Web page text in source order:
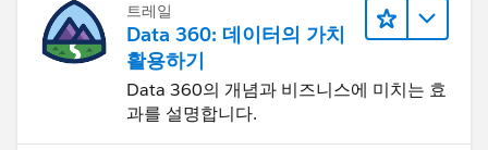
트레일
Data 360: 데이터의 가치
활용하기
Data 360의 개념과 비즈니스에 미치는 효
과를 설명합니다.